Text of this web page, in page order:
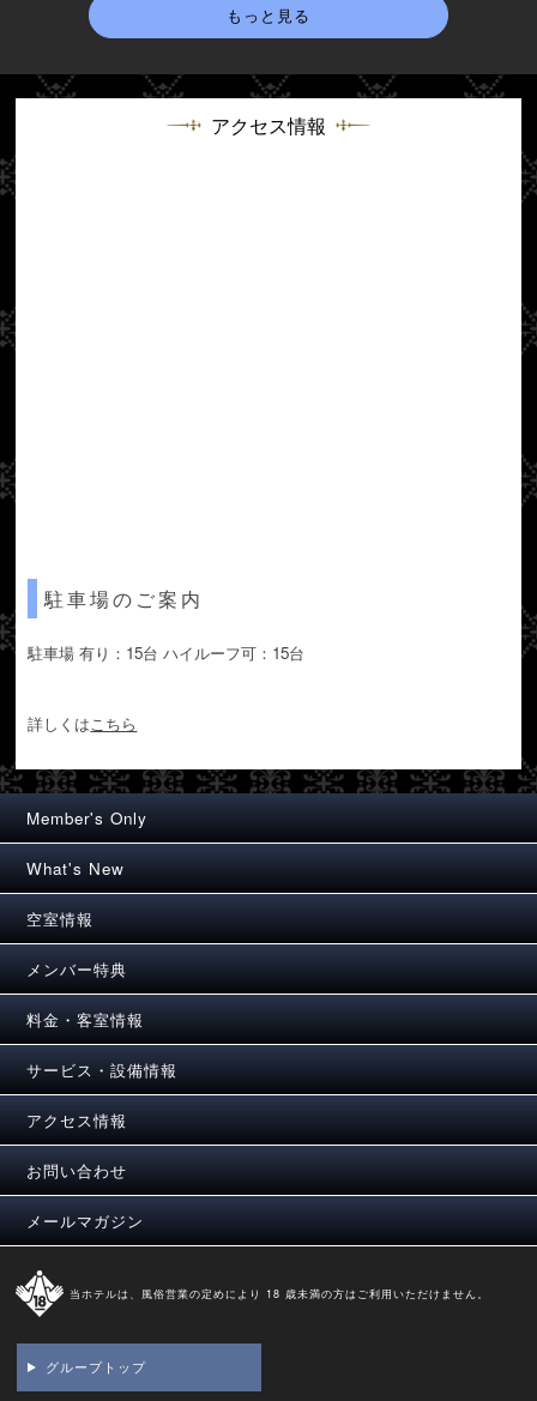
もっと見る
アクセス情報
駐車場のご案内
駐車場 有り：15台 ハイルーフ可：15台
詳しくはこちら
Member's Only
What's New
空室情報
メンバー特典
料金・客室情報
サービス・設備情報
アクセス情報
お問い合わせ
メールマガジン
当ホテルは、風俗営業の定めにより 18 歳未満の方はご利用いただけません。
グループトップ